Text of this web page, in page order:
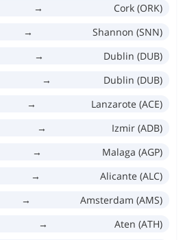
→
Cork (ORK)
→
Shannon (SNN)
→
Dublin (DUB)
→
Dublin (DUB)
→
Lanzarote (ACE)
→
Izmir (ADB)
→
Malaga (AGP)
→
Alicante (ALC)
→
Amsterdam (AMS)
→
Aten (ATH)